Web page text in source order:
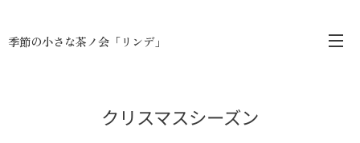
季節の小さな茶ノ会「リンデ」
クリスマスシーズン